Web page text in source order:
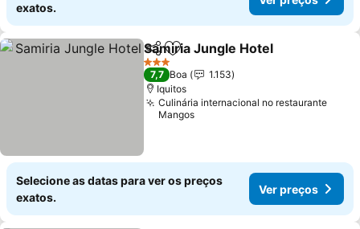
exatos.
PartilharAdicionar aos favoritos
Samiria Jungle Hotel
3 Estrelas
7,7 Boa
1.153
Iquitos
Culinária internacional no restaurante
Mangos
Selecione as datas para ver os preços
exatos.
Ver preços